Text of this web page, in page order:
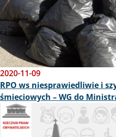
2020-11-09
RPO ws niesprawiedliwie i
śmieciowych – WG do
Obraz